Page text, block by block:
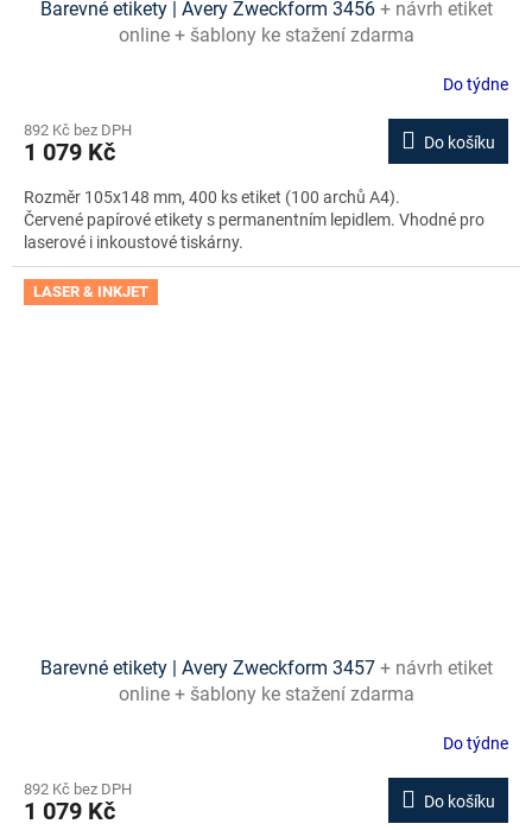
Barevné etikety | Avery Zweckform 3456 + návrh etiket
online + šablony ke stažení zdarma
Do týdne
892 Kč bez DPH
1 079 Kč Do košíku
Rozměr 105x148 mm, 400 ks etiket (100 archů A4).
Červené papírové etikety s permanentním lepidlem. Vhodné pro
laserové i inkoustové tiskárny.
LASER & INKJET
Barevné etikety | Avery Zweckform 3457 + návrh etiket
online + šablony ke stažení zdarma
Do týdne
892 Kč bez DPH
1 079 Kč Do košíku